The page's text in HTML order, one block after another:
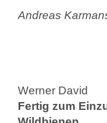
Andreas
Werner David
Fertig zum